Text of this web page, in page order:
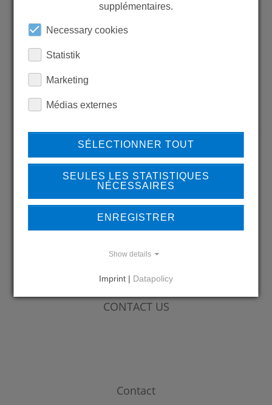
LEARN MORE ABOUT
OUR REFERENCES
REFERENCES
DO YOU HAVE QUESTIONS?
CONTACT US
Contact
supplémentaires.
Necessary cookies
Statistik
Marketing
Médias externes
SÉLECTIONNER TOUT
SEULES LES STATISTIQUES
NÉCESSAIRES
ENREGISTRER
Show details
Imprint | Datapolicy